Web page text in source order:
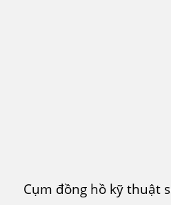
Cụm đồng hồ kỹ thuật